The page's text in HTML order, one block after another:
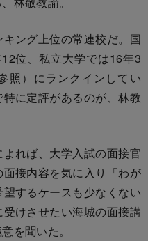
ング上位の常連校だ。国
位、私立大学では16年3
照）にランクインしてい
に定評があるのが、林教
れば、大学入試の面接官
接内容を気に入り「わが
するケースも少なくない
けさせたい海城の面接講
を聞いた。